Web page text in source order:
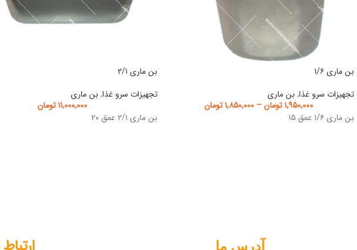
بن ماری ۱/۶
تجهیزات سرو غذا, بن ماری
۱,۹۵۰,۰۰۰تومان– ۱,۸۵۰,۰۰۰تومان
بن ماری ۱/۶ عمق ۱۵
بن ماری ۲/۱
تجهیزات سرو غذا, بن ماری
۱۱,۰۰۰,۰۰۰ تومان
بن ماری ۲/۱ عمق ۲۰
آدرس ما